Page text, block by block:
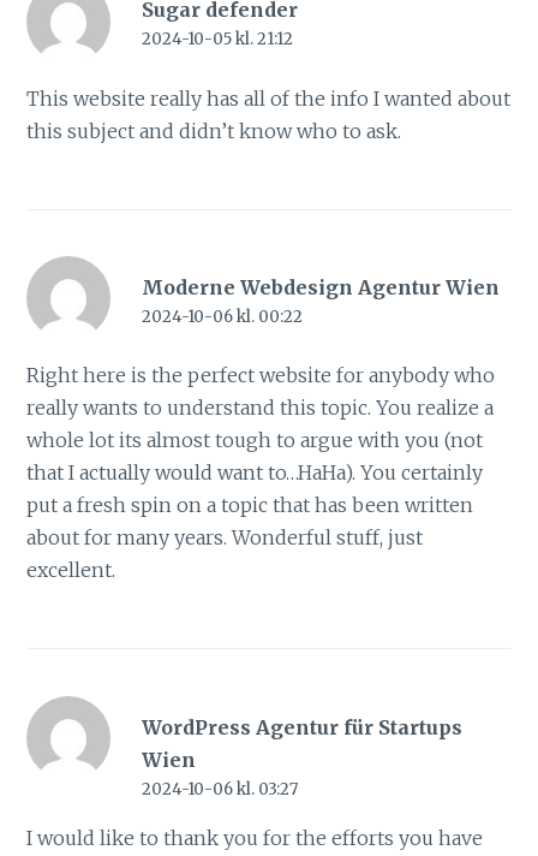
Sugar defender
2024-10-05 kl. 21:12
This website really has all of the info I wanted about
this subject and didn’t know who to ask.
Moderne Webdesign Agentur Wien
2024-10-06 kl. 00:22
Right here is the perfect website for anybody who
really wants to understand this topic. You realize a
whole lot its almost tough to argue with you (not
that I actually would want to…HaHa). You certainly
put a fresh spin on a topic that has been written
about for many years. Wonderful stuff, just
excellent.
WordPress Agentur für Startups
Wien
2024-10-06 kl. 03:27
I would like to thank you for the efforts you have